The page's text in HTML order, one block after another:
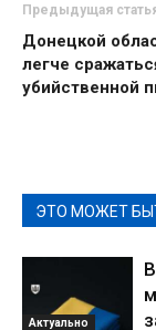
Предыдущая
Донецкой
легче
убийственной
ЭТО МОЖЕТ
Актуально